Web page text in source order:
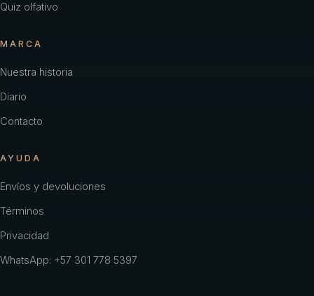
Quiz olfativo
MARCA
Nuestra historia
Diario
Contacto
AYUDA
Envíos y devoluciones
Términos
Privacidad
WhatsApp: +57 301 778 5397